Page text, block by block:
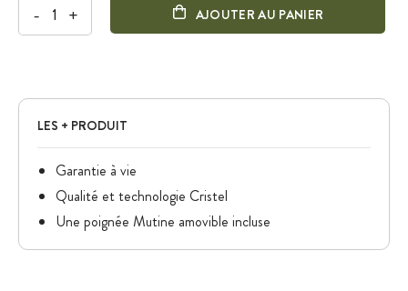
- + AJOUTER AU PANIER
LES + PRODUIT
Garantie à vie
Qualité et technologie Cristel
Une poignée Mutine amovible incluse